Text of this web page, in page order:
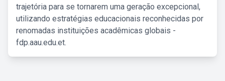
trajetória para se tornarem uma geração excepcional,
utilizando estratégias educacionais reconhecidas por
renomadas instituições acadêmicas globais -
fdp.aau.edu.et.